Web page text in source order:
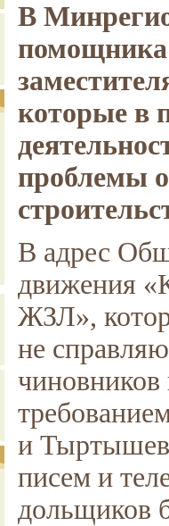
В
помощника
которые в
проблемы
В адрес
движения
ЖЗЛ»,
не
и
писем и
дольщиков